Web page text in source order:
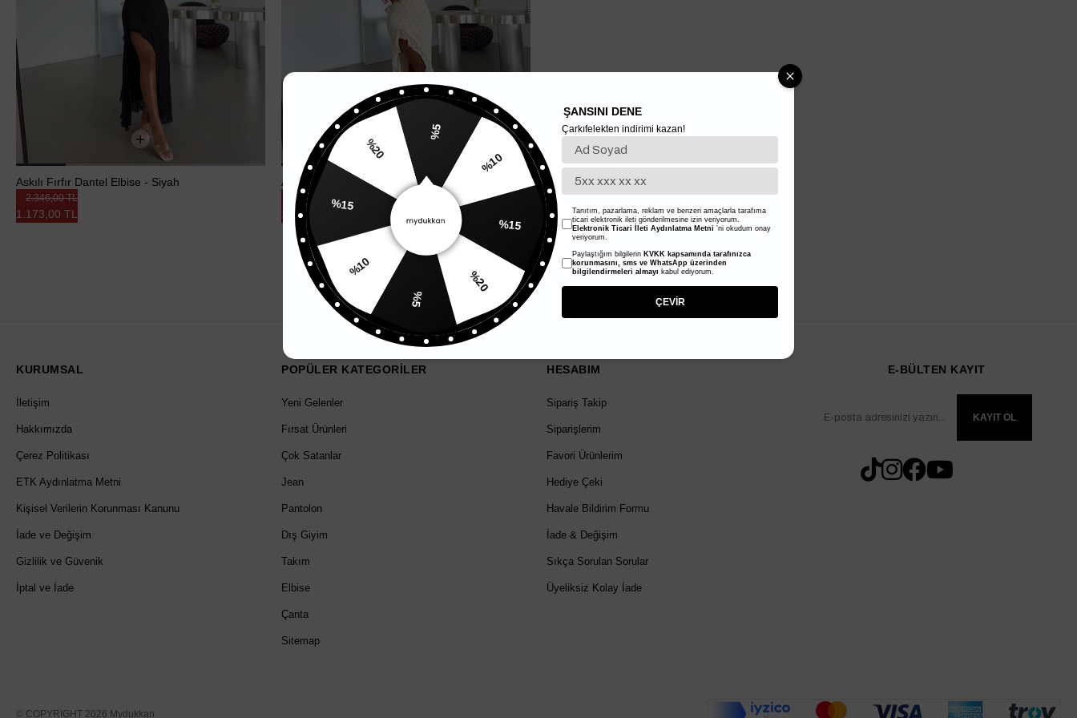
Askılı Fırfır Dantel Elbise - Siyah
1.173,00 TL
2.346,00 TL
Askılı Fırfır Dantel Elbise - Krem
1.173,00 TL
2.346,00 TL
KURUMSAL
İletişim
Hakkımızda
Çerez Politikası
ETK Aydınlatma Metni
Kişisel Verilerin Korunması Kanunu
İade ve Değişim
Gizlilik ve Güvenik
İptal ve İade
POPÜLER KATEGORİLER
Yeni Gelenler
Fırsat Ürünleri
Çok Satanlar
Jean
Pantolon
Dış Giyim
Takım
Elbise
Çanta
Sitemap
HESABIM
Sipariş Takip
Siparişlerim
Favori Ürünlerim
Hediye Çeki
Havale Bildirim Formu
İade & Değişim
Sıkça Sorulan Sorular
Üyeliksiz Kolay İade
E-BÜLTEN KAYIT
KAYIT OL
© COPYRIGHT 2026 Mydukkan
%10
%20
%10
%20
ŞANSINI DENE
Çarkıfelekten indirimi kazan!
Tanıtım, pazarlama, reklam ve benzeri amaçlarla tarafıma
ticari elektronik ileti gönderilmesine izin veriyorum.
Elektronik Ticari İleti Aydınlatma Metni 'ni okudum onay
veriyorum.
Paylaştığım bilgilerin KVKK kapsamında tarafınızca
korunmasını, sms ve WhatsApp üzerinden
bilgilendirmeleri almayı kabul ediyorum.
ÇEVİR